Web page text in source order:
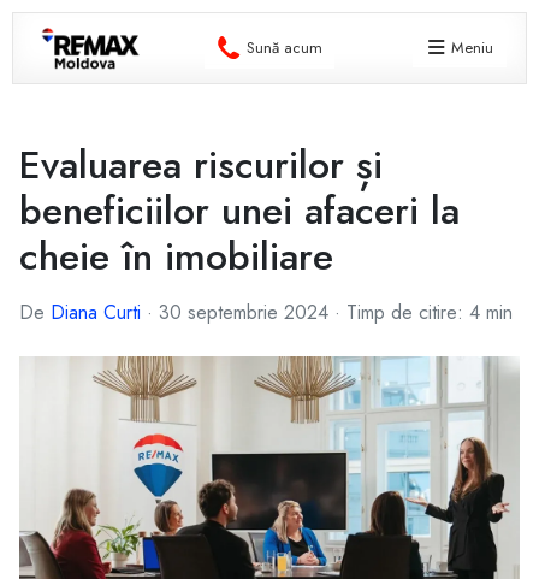
Sună acum Meniu
Evaluarea riscurilor și
beneficiilor unei afaceri la
cheie în imobiliare
De Diana Curti · 30 septembrie 2024 · Timp de citire: 4 min